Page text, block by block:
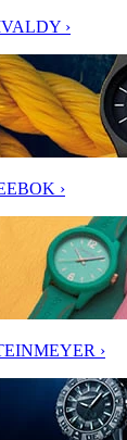
›
›
›